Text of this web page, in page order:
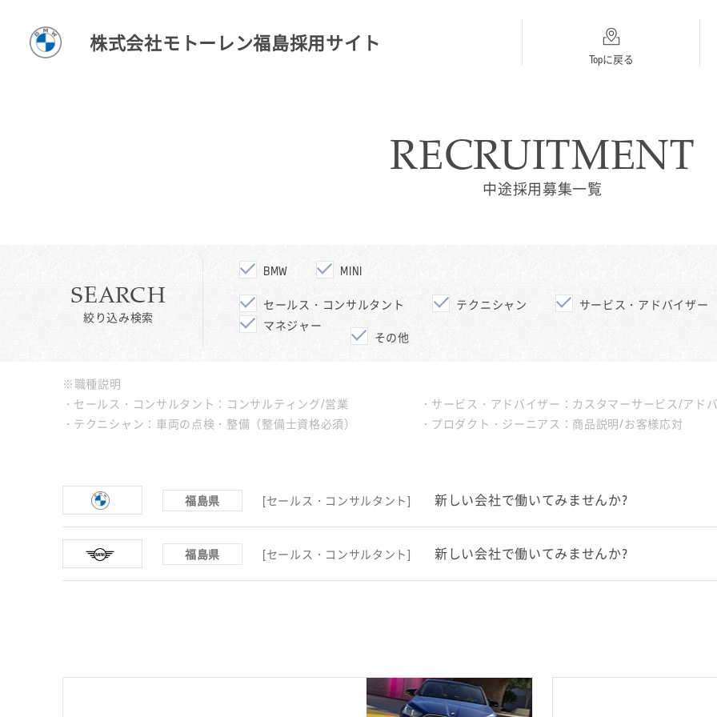
株式会社モトーレン福島採用サイト
Topに戻る
総合採用
Topに戻る
BMW
採用Topに戻る
MINI
採用Topに戻る
RECRUITMENT
中途採用募集一覧
SEARCH
絞り込み検索
BMW MINI
セールス・コンサルタント テクニシャン
サービス・アドバイザー
マネジャー
その他
※職種説明
セールス・コンサルタント：コンサルティング/営業
テクニシャン：車両の点検・整備（整備士資格必須）
サービス・アドバイザー：カスタマーサービス/アド
プロダクト・ジーニアス：商品説明/お客様応対
福島県 [セールス・コンサルタント] 新しい会社で働いてみませんか?
福島県 [セールス・コンサルタント] 新しい会社で働いてみませんか?